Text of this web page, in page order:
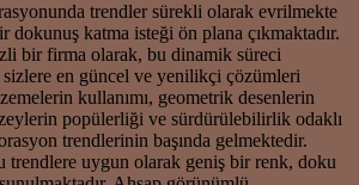
trendler sürekli olarak evrilmekte
dokunuş katma isteği ön plana çıkmaktadır.
bir firma olarak, bu dinamik süreci
sizlere en güncel ve yenilikçi çözümleri
kullanımı, geometrik desenlerin
popülerliği ve sürdürülebilirlik odaklı
trendlerinin başında gelmektedir.
trendlere uygun olarak geniş bir renk, doku